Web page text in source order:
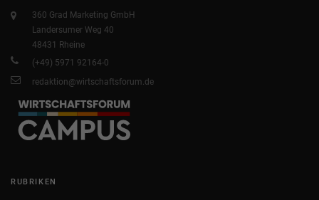
360 Grad Marketing GmbH
Landersumer Weg 40
48431 Rheine
(+49) 5971 92164-0
redaktion@wirtschaftsforum.de
RUBRIKEN